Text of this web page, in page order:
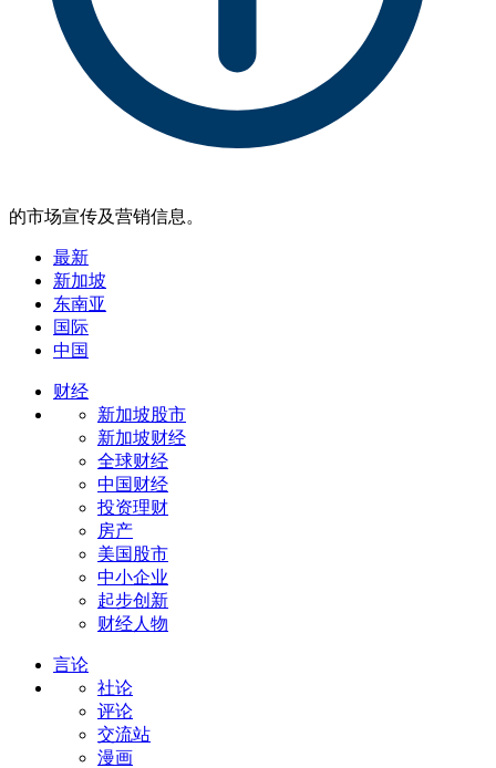
的市场宣传及营销信息。
最新
新加坡
东南亚
国际
中国
财经
新加坡股市
新加坡财经
全球财经
中国财经
投资理财
房产
美国股市
中小企业
起步创新
财经人物
言论
社论
评论
交流站
漫画